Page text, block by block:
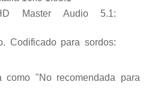
Master Audio 5.1:
Codificado para sordos:
como "No recomendada para